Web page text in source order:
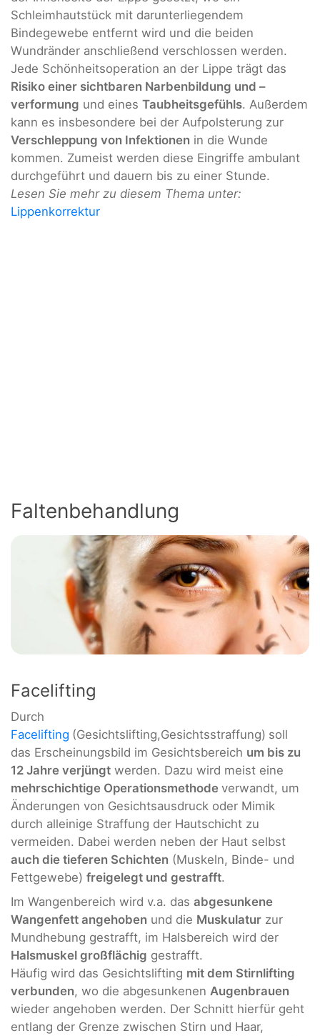
Schleimhautstück mit darunterliegendem
Bindegewebe entfernt wird und die beiden
Wundränder anschließend verschlossen werden.
Jede Schönheitsoperation an der Lippe trägt das
Risiko einer sichtbaren Narbenbildung und –
verformung und eines Taubheitsgefühls. Außerdem
kann es insbesondere bei der Aufpolsterung zur
Verschleppung von Infektionen in die Wunde
kommen. Zumeist werden diese Eingriffe ambulant
durchgeführt und dauern bis zu einer Stunde.
Lesen Sie mehr zu diesem Thema unter:
Lippenkorrektur
Faltenbehandlung
Facelifting
Durch
Facelifting (Gesichtslifting,Gesichtsstraffung) soll
das Erscheinungsbild im Gesichtsbereich um bis zu
12 Jahre verjüngt werden. Dazu wird meist eine
mehrschichtige Operationsmethode verwandt, um
Änderungen von Gesichtsausdruck oder Mimik
durch alleinige Straffung der Hautschicht zu
vermeiden. Dabei werden neben der Haut selbst
auch die tieferen Schichten (Muskeln, Binde- und
Fettgewebe) freigelegt und gestrafft.
Im Wangenbereich wird v.a. das abgesunkene
Wangenfett angehoben und die Muskulatur zur
Mundhebung gestrafft, im Halsbereich wird der
Halsmuskel großflächig gestrafft.
Häufig wird das Gesichtslifting mit dem Stirnlifting
verbunden, wo die abgesunkenen Augenbrauen
wieder angehoben werden. Der Schnitt hierfür geht
entlang der Grenze zwischen Stirn und Haar,